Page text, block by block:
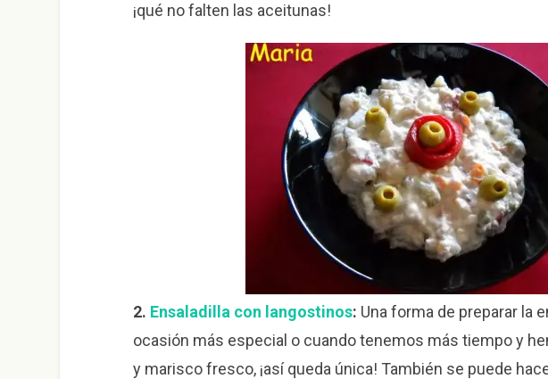
¡qué no falten las aceitunas!
2. Ensaladilla con langostinos: Una forma de preparar la
ocasión más especial o cuando tenemos más tiempo y
y marisco fresco, ¡así queda única! También se puede